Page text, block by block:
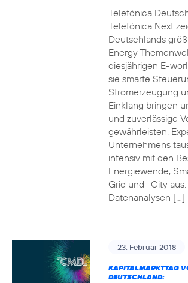
Telefónica
Telefónica Next
Deutschlands
Energy
diesjährigen E-
sie smarte
Stromerzeugung
Einklang bringen
und zuverlässige
gewährleisten.
Unternehmens
intensiv mit den
Energiewende,
Grid und -City
Datenanalysen […]
23. Februar 2018
KAPITALMARKTTAG
DEUTSCHLAND: